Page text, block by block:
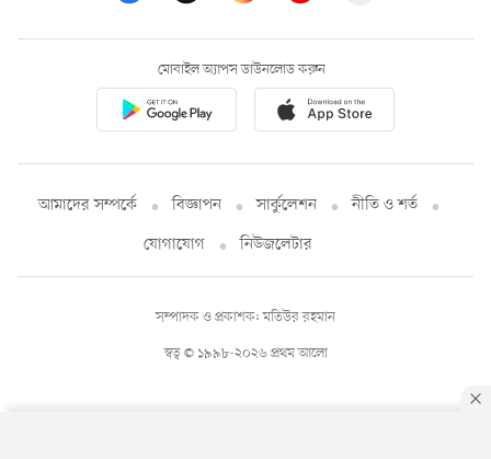
মোবাইল অ্যাপস ডাউনলোড করুন
আমাদের সম্পর্কে বিজ্ঞাপন সার্কুলেশন
নীতি ও শর্ত
যোগাযোগ
নিউজলেটার
স্বত্ব © ১৯৯৮-২০২৬ প্রথম আলো
সম্পাদক ও প্রকাশক: মতিউর রহমান